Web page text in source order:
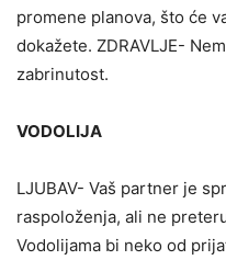
promene planova, što će
dokažete. ZDRAVLJE-
zabrinutost.
VODOLIJA
LJUBAV- Vaš partner je
raspoloženja, ali ne
Vodolijama bi neko od